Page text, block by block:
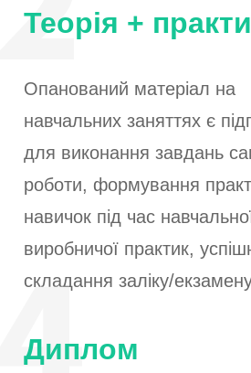
Теорія +
Опанований матеріал на
навчальних заняттях є
для виконання завдань
роботи, формування
навичок під час
виробничої практик,
складання заліку/
Диплом